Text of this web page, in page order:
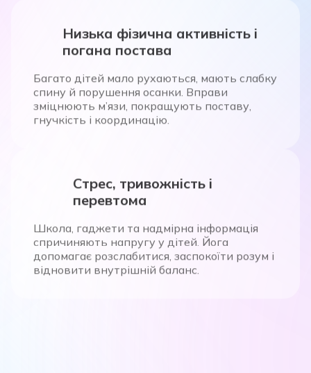
Низька фізична активність і
погана постава
Багато дітей мало рухаються, мають слабку
спину й порушення осанки. Вправи
зміцнюють м’язи, покращують поставу,
гнучкість і координацію.
Стрес, тривожність і
перевтома
Школа, гаджети та надмірна інформація
спричиняють напругу у дітей. Йога
допомагає розслабитися, заспокоїти розум і
відновити внутрішній баланс.